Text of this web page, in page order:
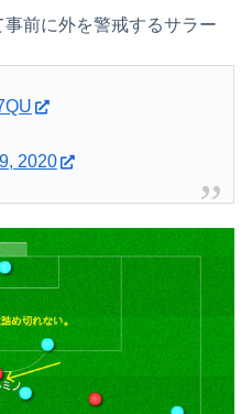
事前に外を警戒するサラー
2020